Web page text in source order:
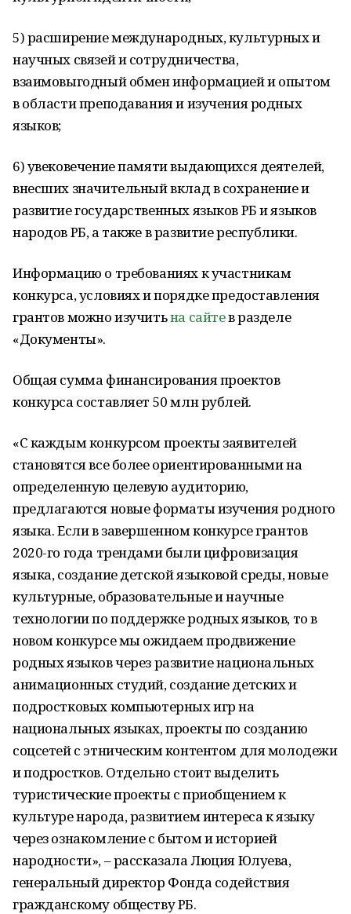
5) расширение международных, культурных и
научных связей и сотрудничества,
взаимовыгодный обмен информацией и опытом
в области преподавания и изучения родных
языков;
6) увековечение памяти выдающихся деятелей,
внесших значительный вклад в сохранение и
развитие государственных языков РБ и языков
народов РБ, а также в развитие республики.
Информацию о требованиях к участникам
конкурса, условиях и порядке предоставления
грантов можно изучитьна сайтев разделе
«Документы».
Общая сумма финансирования проектов
конкурса составляет 50 млн рублей.
«С каждым конкурсом проекты заявителей
становятся все более ориентированными на
определенную целевую аудиторию,
предлагаются новые форматы изучения родного
языка. Если в завершенном конкурсе грантов
2020-го года трендами были цифровизация
языка, создание детской языковой среды, новые
культурные, образовательные и научные
технологии по поддержке родных языков, то в
новом конкурсе мы ожидаем продвижение
родных языков через развитие национальных
анимационных студий, создание детских и
подростковых компьютерных игр на
национальных языках, проекты по созданию
соцсетей с этническим контентом для молодежи
и подростков. Отдельно стоит выделить
туристические проекты с приобщением к
культуре народа, развитием интереса к языку
через ознакомление с бытом и историей
народности», – рассказала Люция Юлуева,
генеральный директор Фонда содействия
гражданскому обществу РБ.